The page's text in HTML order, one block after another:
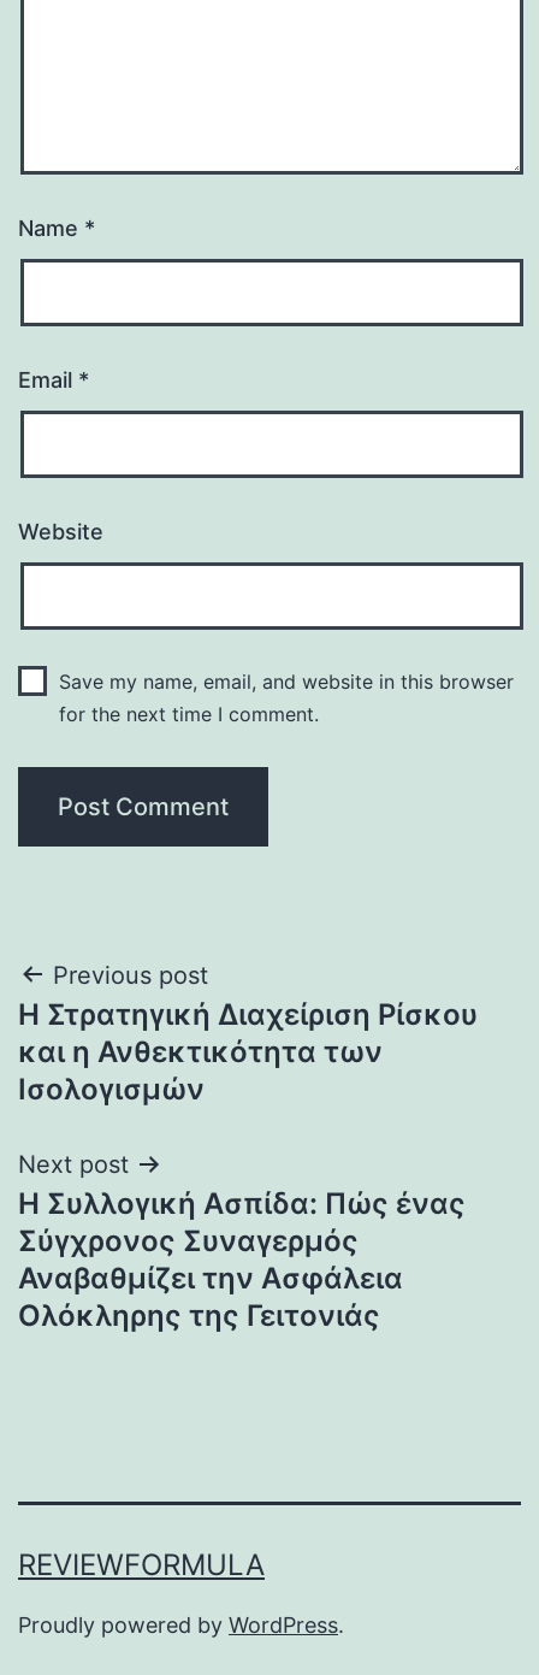
Name *
Email *
Website
Save my name, email, and website in this browser
for the next time I comment.
Post
navigation
Previous post
Η Στρατηγική Διαχείριση Ρίσκου
και η Ανθεκτικότητα των
Ισολογισμών
Next post
Η Συλλογική Ασπίδα: Πώς ένας
Σύγχρονος Συναγερμός
Αναβαθμίζει την Ασφάλεια
Ολόκληρης της Γειτονιάς
REVIEWFORMULA
Proudly powered by WordPress.